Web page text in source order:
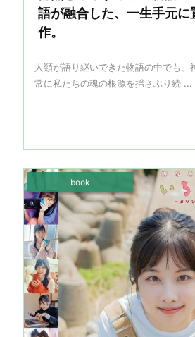
語が融合した、一生手元に
作。
人類が語り継いできた物語の中でも、
常に私たちの魂の根源を揺さぶり続 ...
book